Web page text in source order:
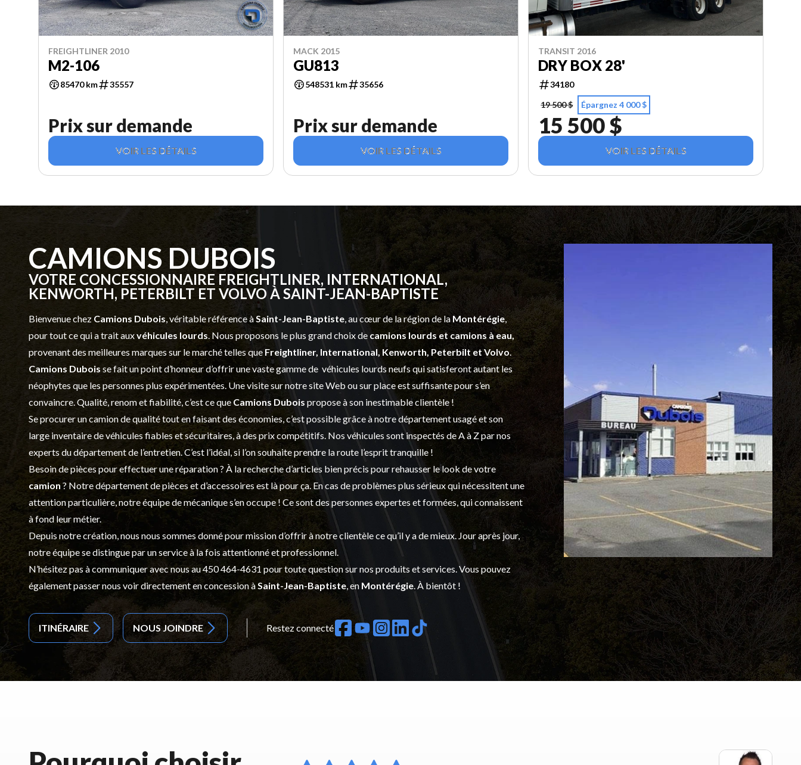
FREIGHTLINER 2010
M2-106
85470 km 35557
Prix sur demande
VOIR LES DÉTAILS
MACK 2015
GU813
548531 km 35656
Prix sur demande
VOIR LES DÉTAILS
TRANSIT 2016
DRY BOX 28'
34180
19 500 $
Épargnez 4 000 $
15 500 $
VOIR LES DÉTAILS
CAMIONS DUBOIS
VOTRE CONCESSIONNAIRE FREIGHTLINER, INTERNATIONAL,
KENWORTH, PETERBILT ET VOLVO À SAINT-JEAN-BAPTISTE
Bienvenue chez Camions Dubois, véritable référence àSaint-Jean-Baptiste, au cœur de la région de la Montérégie,
pour tout ce qui a trait auxvéhicules lourds. Nous proposons le plus grand choix de camions lourds et camions à eau,
provenant des meilleures marques sur le marché telles que Freightliner, International, Kenworth, Peterbilt et Volvo.
Camions Dubois se fait un point d’honneur d’offrir une vaste gamme de véhicules lourds neufsqui satisferont autant les
néophytes que les personnes plus expérimentées. Une visite sur notre site Web ou sur place est suffisante pour s’en
convaincre. Qualité, renom et fiabilité, c’est ce que Camions Dubois propose à son inestimable clientèle !
Se procurer un camion de qualité tout en faisant des économies, c’est possible grâce à notredépartement usagéet son
large inventaire de véhicules fiables et sécuritaires, à des prix compétitifs. Nos véhicules sont inspectés de A à Z par nos
experts du département de l’entretien. C’est l’idéal, si l’on souhaite prendre la route l’esprit tranquille !
Besoin de pièces pour effectuer une réparation ? À la recherche d’articles bien précis pour rehausser le look de votre
camion ? Notre département depièces et d’accessoires est là pour ça. En cas de problèmes plus sérieux qui nécessitent une
attention particulière, notre équipe de mécanique s’en occupe ! Ce sont des personnes expertes et formées, qui connaissent
à fond leur métier.
Depuis notre création, nous nous sommes donné pour mission d’offrir à notre clientèle ce qu’il y a de mieux. Jour après jour,
notre équipe se distingue par un service à la fois attentionné et professionnel.
N’hésitez pas à communiquer avec nous au450 464-4631 pour toute question sur nos produits et services. Vous pouvez
également passer nous voir directement en concession àSaint-Jean-Baptiste, en Montérégie. À bientôt !
ITINÉRAIRE NOUS JOINDRE Restez connecté